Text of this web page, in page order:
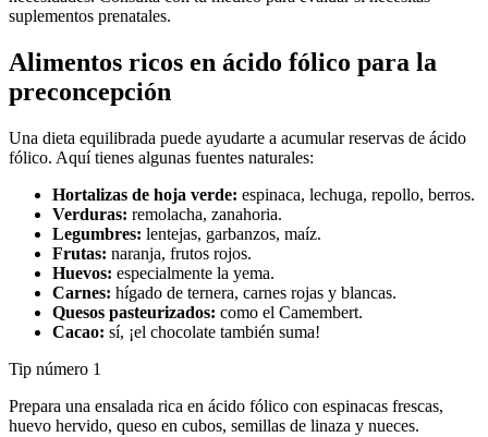
suplementos prenatales.
Alimentos ricos en ácido fólico para la
preconcepción
Una dieta equilibrada puede ayudarte a acumular reservas de ácido
fólico. Aquí tienes algunas fuentes naturales:
Hortalizas de hoja verde: espinaca, lechuga, repollo, berros.
Verduras: remolacha, zanahoria.
Legumbres: lentejas, garbanzos, maíz.
Frutas: naranja, frutos rojos.
Huevos: especialmente la yema.
Carnes: hígado de ternera, carnes rojas y blancas.
Quesos pasteurizados: como el Camembert.
Cacao: sí, ¡el chocolate también suma!
Tip número 1
Prepara una ensalada rica en ácido fólico con espinacas frescas,
huevo hervido, queso en cubos, semillas de linaza y nueces.